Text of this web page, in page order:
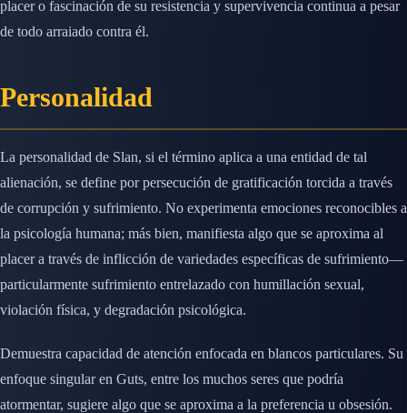
placer o fascinación de su resistencia y supervivencia continua a pesar
de todo arraiado contra él.
Personalidad
La personalidad de Slan, si el término aplica a una entidad de tal
alienación, se define por persecución de gratificación torcida a través
de corrupción y sufrimiento. No experimenta emociones reconocibles a
la psicología humana; más bien, manifiesta algo que se aproxima al
placer a través de inflicción de variedades específicas de sufrimiento—
particularmente sufrimiento entrelazado con humillación sexual,
violación física, y degradación psicológica.
Demuestra capacidad de atención enfocada en blancos particulares. Su
enfoque singular en Guts, entre los muchos seres que podría
atormentar, sugiere algo que se aproxima a la preferencia u obsesión.